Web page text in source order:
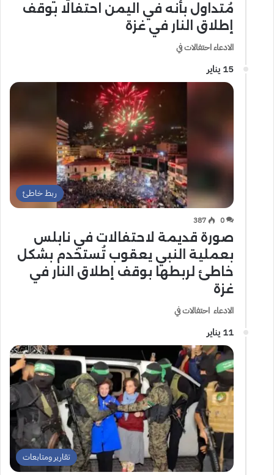
مُتداول بأنه في اليمن احتفالًا بوقف
إطلاق النار في غزة
الادعاء احتفالات في
15 يناير
ربط خاطئ
0
387
صورة قديمة لاحتفالات في نابلس
بعملية النبي يعقوب تُستخدم بشكل
خاطئ لربطها بوقف إطلاق النار في
غزة
الادعاء احتفالات في
11 يناير
تقارير ومتابعات